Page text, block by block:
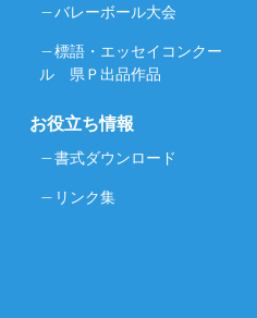
バレーボール大会
標語・エッセイコンクー
ル 県Ｐ出品作品
お役立ち情報
書式ダウンロード
リンク集